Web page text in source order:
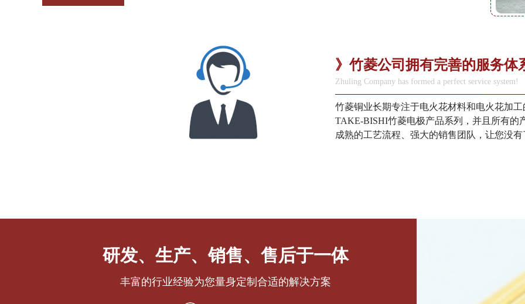
》竹菱公司拥有完善的服务体
Zhuling Company has formed a perfect service system!
竹菱铜业长期专注于电火花材料和电火花加
TAKE-BISHI竹菱电极产品系列，并且所有的
成熟的工艺流程、强大的销售团队，让您没
研发、生产、销售、售后于一体
丰富的行业经验为您量身定制合适的解决方案